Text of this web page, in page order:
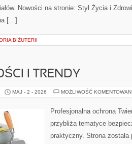
Nowości na stronie: Styl Życia i
[…]
BIŻUTERII
I TRENDY
MAJ - 2 - 2026 MOŻLIWOŚĆ
Profesjonalna ochrona
przybliża tematyce
praktyczny. Strona